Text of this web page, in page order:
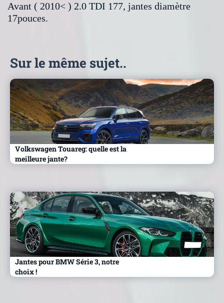
Avant ( 2010< ) 2.0 TDI 177, jantes diamètre
17pouces.
Sur le même sujet..
Volkswagen Touareg: quelle est la
meilleure jante?
Jantes pour BMW Série 3, notre
choix !